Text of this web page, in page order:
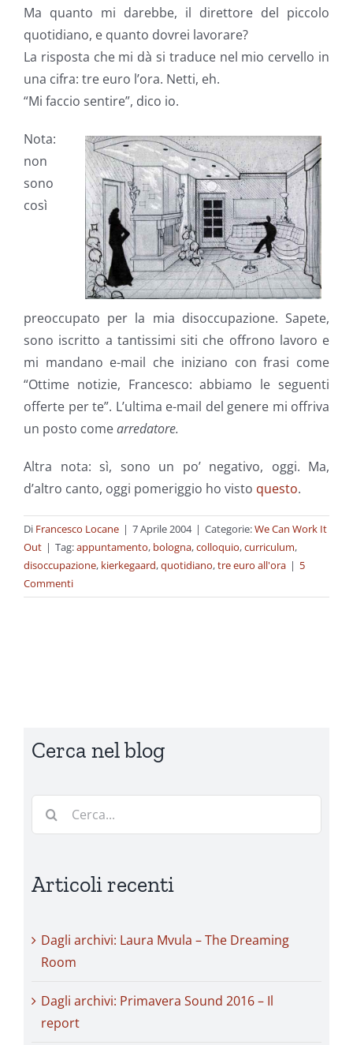
Ma quanto mi darebbe, il direttore del piccolo
quotidiano, e quanto dovrei lavorare?
La risposta che mi dà si traduce nel mio cervello in
una cifra: tre euro l’ora. Netti, eh.
“Mi faccio sentire”, dico io.
Nota:
non
sono
così
preoccupato per la mia disoccupazione. Sapete,
sono iscritto a tantissimi siti che offrono lavoro e
mi mandano e-mail che iniziano con frasi come
“Ottime notizie, Francesco: abbiamo le seguenti
offerte per te”. L’ultima e-mail del genere mi offriva
un posto comearredatore.
Altra nota: sì, sono un po’ negativo, oggi. Ma,
d’altro canto, oggi pomeriggio ho visto questo.
Di Francesco Locane | 7 Aprile 2004 | Categorie:We Can Work It
Out | Tag:appuntamento, bologna,colloquio,curriculum,
disoccupazione, kierkegaard,quotidiano,tre euro all'ora | 5
Commenti
Cerca nel blog
Cerca
Articoli recenti
Dagli archivi: Laura Mvula – The Dreaming
Room
Dagli archivi: Primavera Sound 2016 – Il
report